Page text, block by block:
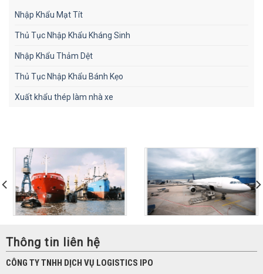
Nhập Khẩu Mạt Tít
Thủ Tục Nhập Khẩu Kháng Sinh
Nhập Khẩu Thảm Dệt
Thủ Tục Nhập Khẩu Bánh Kẹo
Xuất khẩu thép làm nhà xe
Thông tin liên hệ
CÔNG TY TNHH DỊCH VỤ LOGISTICS IPO